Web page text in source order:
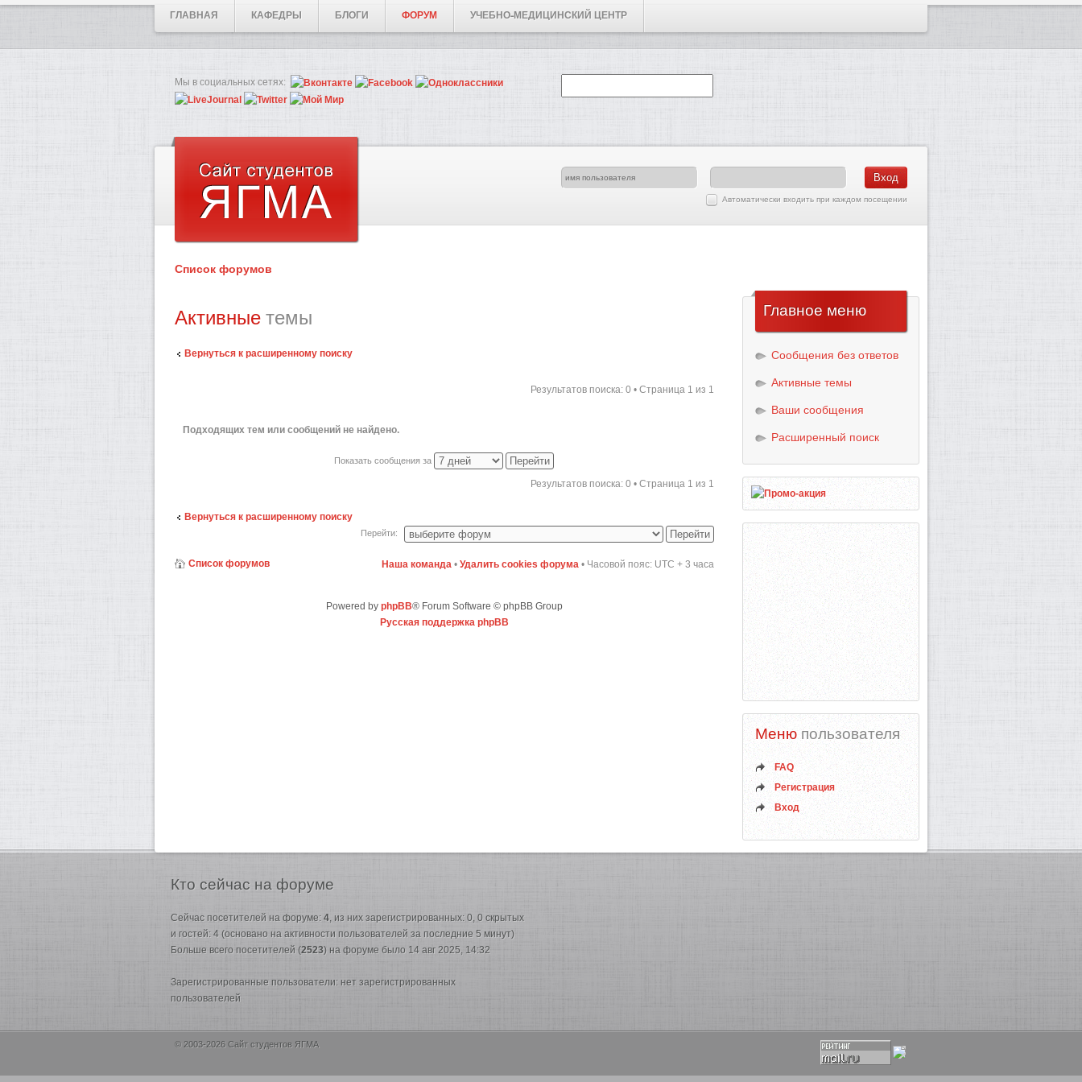
ГЛАВНАЯ КАФЕДРЫ БЛОГИ ФОРУМ УЧЕБНО-МЕДИЦИНСКИЙ ЦЕНТР
Мы в социальных сетях:
Автоматически входить при каждом посещении
Список форумов
Активные темы
Вернуться к расширенному поиску
Результатов поиска: 0 • Страница 1 из 1
Подходящих тем или сообщений не найдено.
Показать сообщения за
Результатов поиска: 0 • Страница 1 из 1
Вернуться к расширенному поиску
Перейти:
Список форумов Наша команда • Удалить cookies форума • Часовой пояс: UTC + 3 часа
Powered by phpBB® Forum Software © phpBB Group
Русская поддержка phpBB
Главное меню
Сообщения без ответов
Активные темы
Ваши сообщения
Расширенный поиск
Меню пользователя
FAQ
Регистрация
Вход
Кто сейчас на форуме
Сейчас посетителей на форуме: 4 , из них зарегистрированных: 0, 0 скрытых
и гостей: 4 (основано на активности пользователей за последние 5 минут)
Больше всего посетителей (2523) на форуме было 14 авг 2025, 14:32
Зарегистрированные пользователи: нет зарегистрированных
пользователей
© 2003-2026 Сайт студентов ЯГМА